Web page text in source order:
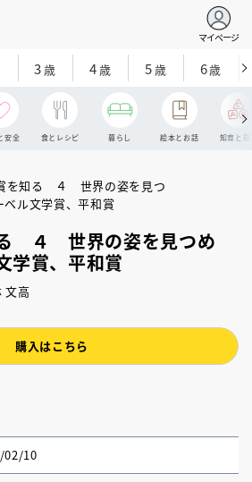
マイページ
3歳 4歳 5歳 6歳
安全 食とレシピ 暮らし 絵本とお話 知育と探
４ 世界の姿を見つめ
賞、平和賞
文高
購入はこちら
02/10